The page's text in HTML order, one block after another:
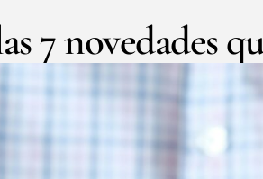
7 novedades